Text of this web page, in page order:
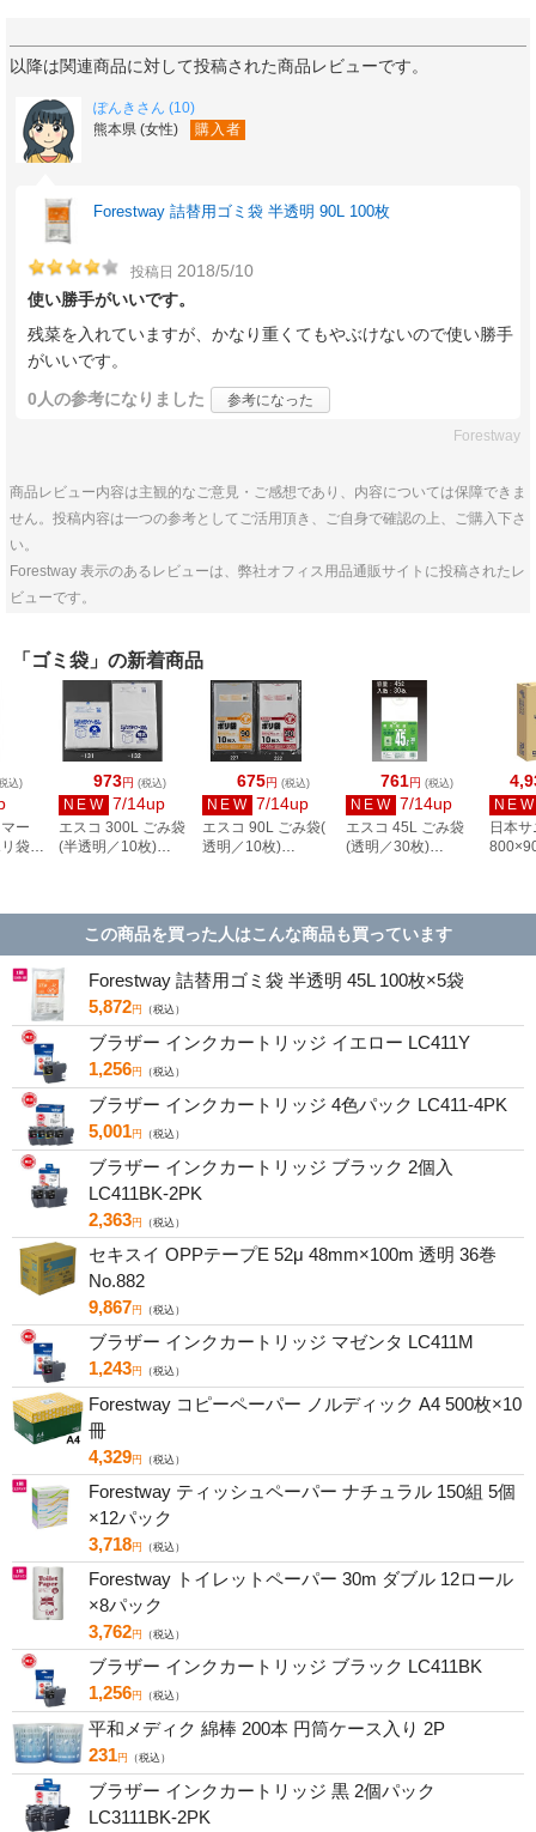
以降は関連商品に対して投稿された商品レビューです。
ぽんきさん (10)
熊本県 (女性)
購入者
Forestway 詰替用ゴミ袋 半透明 90L 100枚
投稿日 2018/5/10
使い勝手がいいです。
残菜を入れていますが、かなり重くてもやぶけないので使い勝手
がいいです。
0人の参考になりました 参考になった
Forestway
商品レビュー内容は主観的なご意見・ご感想であり、内容については保障できま
せん。投稿内容は一つの参考としてご活用頂き、ご自身で確認の上、ご購入下さ
い。
Forestway 表示のあるレビューは、弊社オフィス用品通販サイトに投稿されたレ
ビューです。
「ゴミ袋」の新着商品
973円 (税込)
NEW 7/14up
エスコ 300L ごみ袋
(半透明／10枚)
675円 (税込)
NEW 7/14up
エスコ 90L ごみ袋(
透明／10枚)
761円 (税込)
NEW 7/14up
エスコ 45L ごみ袋
(透明／30枚)
NEW
日本
込)
ー
袋
この商品を買った人はこんな商品も買っています
Forestway 詰替用ゴミ袋 半透明 45L 100枚×5袋
5,872円 （税込）
ブラザー インクカートリッジ イエロー LC411Y
1,256円 （税込）
ブラザー インクカートリッジ 4色パック LC411-4PK
5,001円 （税込）
ブラザー インクカートリッジ ブラック 2個入
LC411BK-2PK
2,363円 （税込）
セキスイ OPPテープE 52μ 48mm×100m 透明 36巻
No.882
9,867円 （税込）
ブラザー インクカートリッジ マゼンタ LC411M
1,243円 （税込）
Forestway コピーペーパー ノルディック A4 500枚×10
冊
4,329円 （税込）
Forestway ティッシュペーパー ナチュラル 150組 5個
×12パック
3,718円 （税込）
Forestway トイレットペーパー 30m ダブル 12ロール
×8パック
3,762円 （税込）
ブラザー インクカートリッジ ブラック LC411BK
1,256円 （税込）
平和メディク 綿棒 200本 円筒ケース入り 2P
231円 （税込）
ブラザー インクカートリッジ 黒 2個パック
LC3111BK-2PK